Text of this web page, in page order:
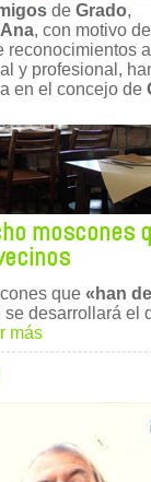
de Grado,
Ana, con motivo
reconocimientos a
y profesional,
en el concejo de
moscones
que «han
desarrollará el
más